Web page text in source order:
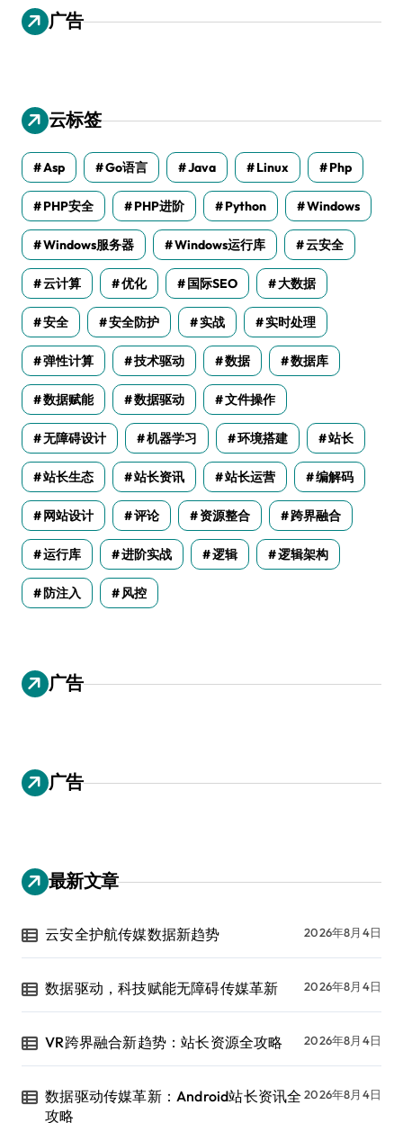
广告
云标签
Asp Go语言 Java Linux Php
PHP安全 PHP进阶 Python Windows
Windows服务器 Windows运行库 云安全
云计算 优化 国际SEO 大数据
安全 安全防护 实战 实时处理
弹性计算 技术驱动 数据 数据库
数据赋能 数据驱动 文件操作
无障碍设计 机器学习 环境搭建 站长
站长生态 站长资讯 站长运营 编解码
网站设计 评论 资源整合 跨界融合
运行库 进阶实战 逻辑 逻辑架构
防注入 风控
广告
广告
最新文章
云安全护航传媒数据新趋势 2026年8月4日
数据驱动，科技赋能无障碍传媒革新 2026年8月4日
VR跨界融合新趋势：站长资源全攻略 2026年8月4日
数据驱动传媒革新：Android站长资讯全
攻略
2026年8月4日